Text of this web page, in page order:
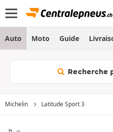
Auto Moto Guide
Recherche
Michelin Latitude Sport 3